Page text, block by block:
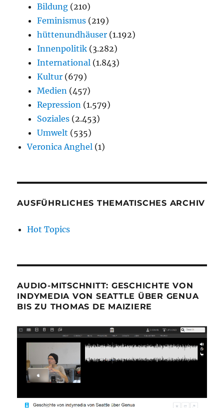
Bildung (210)
Feminismus (219)
hüttenundhäuser (1.192)
Innenpolitik (3.282)
International (1.843)
Kultur (679)
Medien (457)
Repression (1.579)
Soziales (2.453)
Umwelt (535)
Veronica Anghel (1)
AUSFÜHRLICHES THEMATISCHES ARCHIV
Hot Topics
AUDIO-MITSCHNITT: GESCHICHTE VON
INDYMEDIA VON SEATTLE ÜBER GENUA
BIS ZU THOMAS DE MAIZIERE